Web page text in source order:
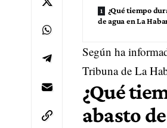
¿Qué tiempo
de agua en La
Según ha
Tribuna de La
¿Qué
abasto